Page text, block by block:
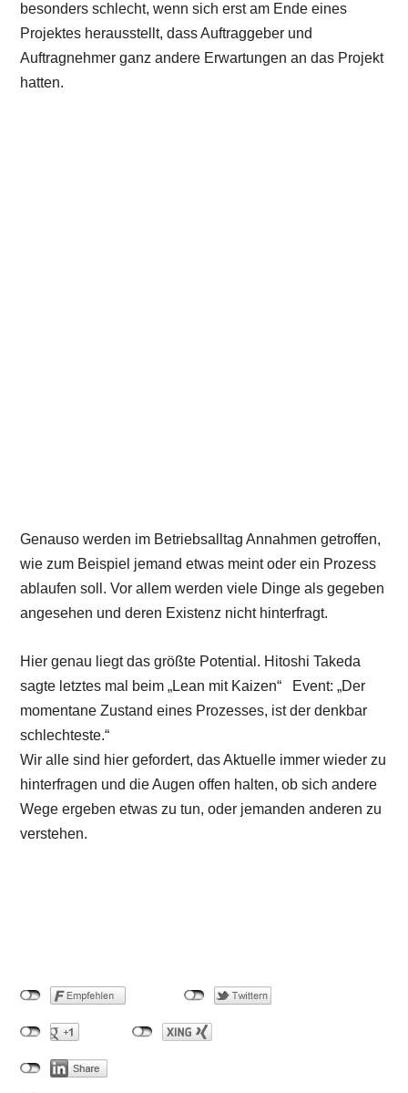
besonders schlecht, wenn sich erst am Ende eines
Projektes herausstellt, dass Auftraggeber und
Auftragnehmer ganz andere Erwartungen an das Projekt
hatten.
Genauso werden im Betriebsalltag Annahmen getroffen,
wie zum Beispiel jemand etwas meint oder ein Prozess
ablaufen soll. Vor allem werden viele Dinge als gegeben
angesehen und deren Existenz nicht hinterfragt.
Hier genau liegt das größte Potential. Hitoshi Takeda
sagte letztes mal beim „Lean mit Kaizen“ Event: „Der
momentane Zustand eines Prozesses, ist der denkbar
schlechteste.“
Wir alle sind hier gefordert, das Aktuelle immer wieder zu
hinterfragen und die Augen offen halten, ob sich andere
Wege ergeben etwas zu tun, oder jemanden anderen zu
verstehen.